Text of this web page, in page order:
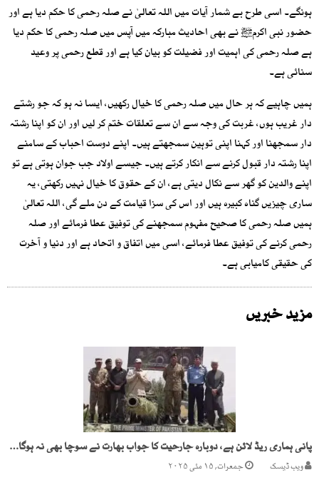
ہونگے۔ اسی طرح بے شمار آیات میں اللہ تعالیٰ نے صلہ رحمی کا حکم دیا ہے اور
حضور نبی اکرمﷺ نے بھی احادیث مبارکہ میں آپس میں صلہ رحمی کا حکم دیا
ہے صلہ رحمی کی اہمیت اور فضیلت کو بیان کیا ہے اور قطع رحمی پر وعید
سنائی ہے۔
ہمیں چاہیے کہ ہر حال میں صلہ رحمی کا خیال رکھیں، ایسا نہ ہو کہ جو رشتے
دار غریب ہوں، غربت کی وجہ سے ان سے تعلقات ختم کر لیں اور ان کو اپنا رشتہ
دار سمجھنا اور کہنا اپنی توہین سمجھتے ہیں۔ اپنے دوست احباب کے سامنے
اپنا رشتہ دار قبول کرنے سے انکار کرتے ہیں۔ جیسے اولاد جب جوان ہوتی ہے تو
اپنے والدین کو گھر سے نکال دیتی ہے، ان کے حقوق کا خیال نہیں رکھتی، یہ
ساری چیزیں گناہ کبیرہ ہیں اور اس کی سزا قیامت کے دن ملے گی، اللہ تعالیٰ
ہمیں صلہ رحمی کا صحیح مفہوم سمجھنے کی توفیق عطا فرمائے اور صلہ
رحمی کرنے کی توفیق عطا فرمائے، اسی میں اتفاق و اتحاد ہے اور دنیا و آخرت
کی حقیقی کامیابی ہے۔
مزید خبریں
پانی ہماری ریڈ لائن ہے، دوبارہ جارحیت کا جواب بھارت نے سوچا بھی نہ ہوگا، وزیر اعظم
ویب ڈیسک جمعرات, ۱۵ مئی ۲۰۲۵